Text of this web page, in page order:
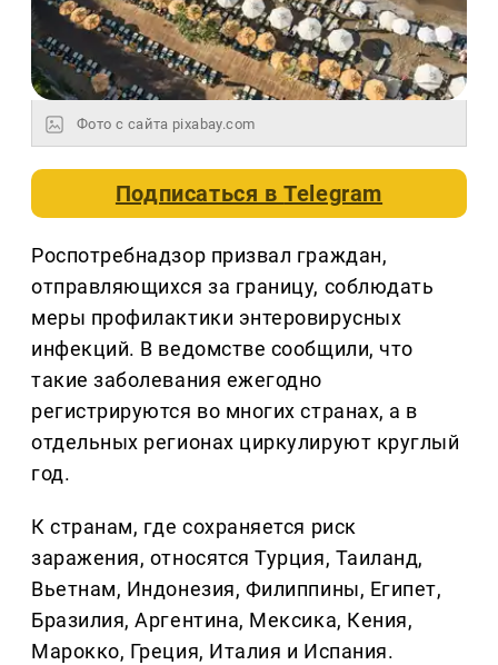
Фото с сайта pixabay.com
Подписаться вTelegram
Роспотребнадзор призвал граждан,
отправляющихся за границу, соблюдать
меры профилактики энтеровирусных
инфекций. В ведомстве сообщили, что
такие заболевания ежегодно
регистрируются во многих странах, а в
отдельных регионах циркулируют круглый
год.
К странам, где сохраняется риск
заражения, относятся Турция, Таиланд,
Вьетнам, Индонезия, Филиппины, Египет,
Бразилия, Аргентина, Мексика, Кения,
Марокко, Греция, Италия и Испания.